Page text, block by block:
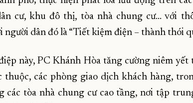
cư, khu đô thị, tòa nhà chung cư… với
dân đó là “Tiết kiệm điện – thành thói
này, PC Khánh Hòa tăng cường niêm yết
thuộc, các phòng giao dịch khách hàng,
các tòa nhà chung cư cao tầng, nơi tập